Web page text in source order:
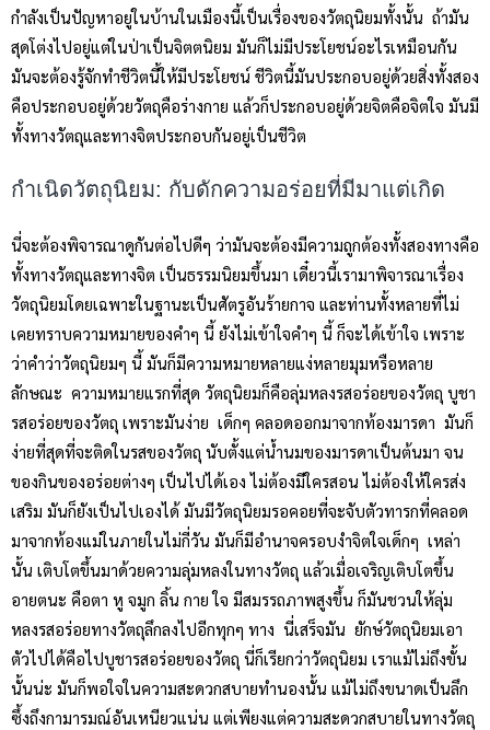
กำลังเป็นปัญหาอยู่ในบ้านในเมืองนี้เป็นเรื่องของวัตถุนิยมทั้งนั้น ถ้ามัน
สุดโต่งไปอยู่แต่ในป่าเป็นจิตตนิยม มันก็ไม่มีประโยชน์อะไรเหมือนกัน
มันจะต้องรู้จักทำชีวิตนี้ให้มีประโยชน์ ชีวิตนี้มันประกอบอยู่ด้วยสิ่งทั้งสอง
คือประกอบอยู่ด้วยวัตถุคือร่างกาย แล้วก็ประกอบอยู่ด้วยจิตคือจิตใจ มันมี
ทั้งทางวัตถุและทางจิตประกอบกันอยู่เป็นชีวิต
กำเนิดวัตถุนิยม: กับดักความอร่อยที่มีมาแต่เกิด
นี่จะต้องพิจารณาดูกันต่อไปดีๆ ว่ามันจะต้องมีความถูกต้องทั้งสองทางคือ
ทั้งทางวัตถุและทางจิต เป็นธรรมนิยมขึ้นมา เดี๋ยวนี้เรามาพิจารณาเรื่อง
วัตถุนิยมโดยเฉพาะในฐานะเป็นศัตรูอันร้ายกาจ และท่านทั้งหลายที่ไม่
เคยทราบความหมายของคำๆ นี้ ยังไม่เข้าใจคำๆ นี้ ก็จะได้เข้าใจ เพราะ
ว่าคำว่าวัตถุนิยมๆ นี้ มันก็มีความหมายหลายแง่หลายมุมหรือหลาย
ลักษณะ ความหมายแรกที่สุด วัตถุนิยมก็คือลุ่มหลงรสอร่อยของวัตถุ บูชา
รสอร่อยของวัตถุ เพราะมันง่าย เด็กๆ คลอดออกมาจากท้องมารดา มันก็
ง่ายที่สุดที่จะติดในรสของวัตถุ นับตั้งแต่น้ำนมของมารดาเป็นต้นมา จน
ของกินของอร่อยต่างๆ เป็นไปได้เอง ไม่ต้องมีใครสอน ไม่ต้องให้ใครส่ง
เสริม มันก็ยังเป็นไปเองได้ มันมีวัตถุนิยมรอคอยที่จะจับตัวทารกที่คลอด
มาจากท้องแม่ในภายในไม่กี่วัน มันก็มีอำนาจครอบงำจิตใจเด็กๆ เหล่า
นั้น เติบโตขึ้นมาด้วยความลุ่มหลงในทางวัตถุ แล้วเมื่อเจริญเติบโตขึ้น
อายตนะ คือตา หู จมูก ลิ้น กาย ใจ มีสมรรถภาพสูงขึ้น ก็มันชวนให้ลุ่ม
หลงรสอร่อยทางวัตถุลึกลงไปอีกทุกๆ ทาง นี่เสร็จมัน ยักษ์วัตถุนิยมเอา
ตัวไปได้คือไปบูชารสอร่อยของวัตถุ นี่ก็เรียกว่าวัตถุนิยม เราแม้ไม่ถึงขั้น
นั้นน่ะ มันก็พอใจในความสะดวกสบายทำนองนั้น แม้ไม่ถึงขนาดเป็นลึก
ซึ้งถึงกามารมณ์อันเหนียวแน่น แต่เพียงแต่ความสะดวกสบายในทางวัตถุ